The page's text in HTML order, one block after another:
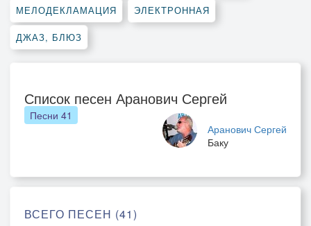
МЕЛОДЕКЛАМАЦИЯ ЭЛЕКТРОННАЯ
ДЖАЗ, БЛЮЗ
Список песен Аранович Сергей
Аранович Сергей
Баку
Песни 41
ВСЕГО ПЕСЕН (41)